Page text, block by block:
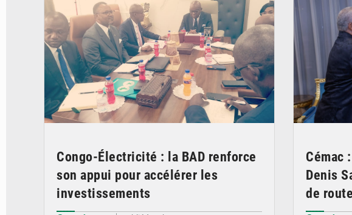
Congo-Électricité : la BAD renforce
son appui pour accélérer les
investissements
Cémac
Denis
de route